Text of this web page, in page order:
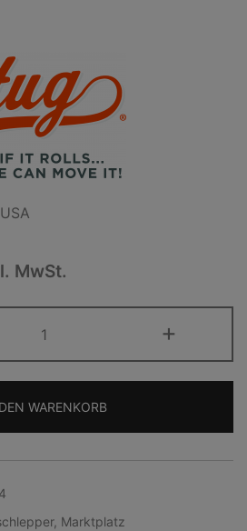
MwSt.
-
Flugzeugschlepper
4
Akku
Menge
+
WARENKORB
, Marktplatz